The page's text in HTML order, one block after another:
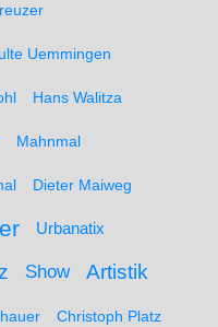
Uemmingen
Hans Walitza
Mahnmal
Dieter Maiweg
Urbanatix
Show Artistik
Christoph Platz